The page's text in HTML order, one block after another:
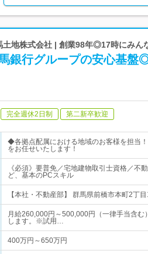
土地株式会社 | 創業98年◎17時にみん
銀行グループの安心基盤
完全週休2日制 第二新卒歓迎
◆各拠点配属における地域のお客様を担当
をお任せいたします！
《必須》要普免／宅地建物取引士資格／不
ど、基本のPCスキル
【本社・不動産部】 群馬県前橋市本町2丁
月給260,000円～500,000円（一律手当含
します。※試用…
400万円～650万円